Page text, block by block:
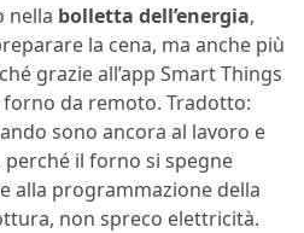
nella bolletta dell’energia,
la cena, ma anche più
grazie all’app Smart Things
da remoto. Tradotto:
sono ancora al lavoro e
il forno si spegne
alla programmazione della
non spreco elettricità.